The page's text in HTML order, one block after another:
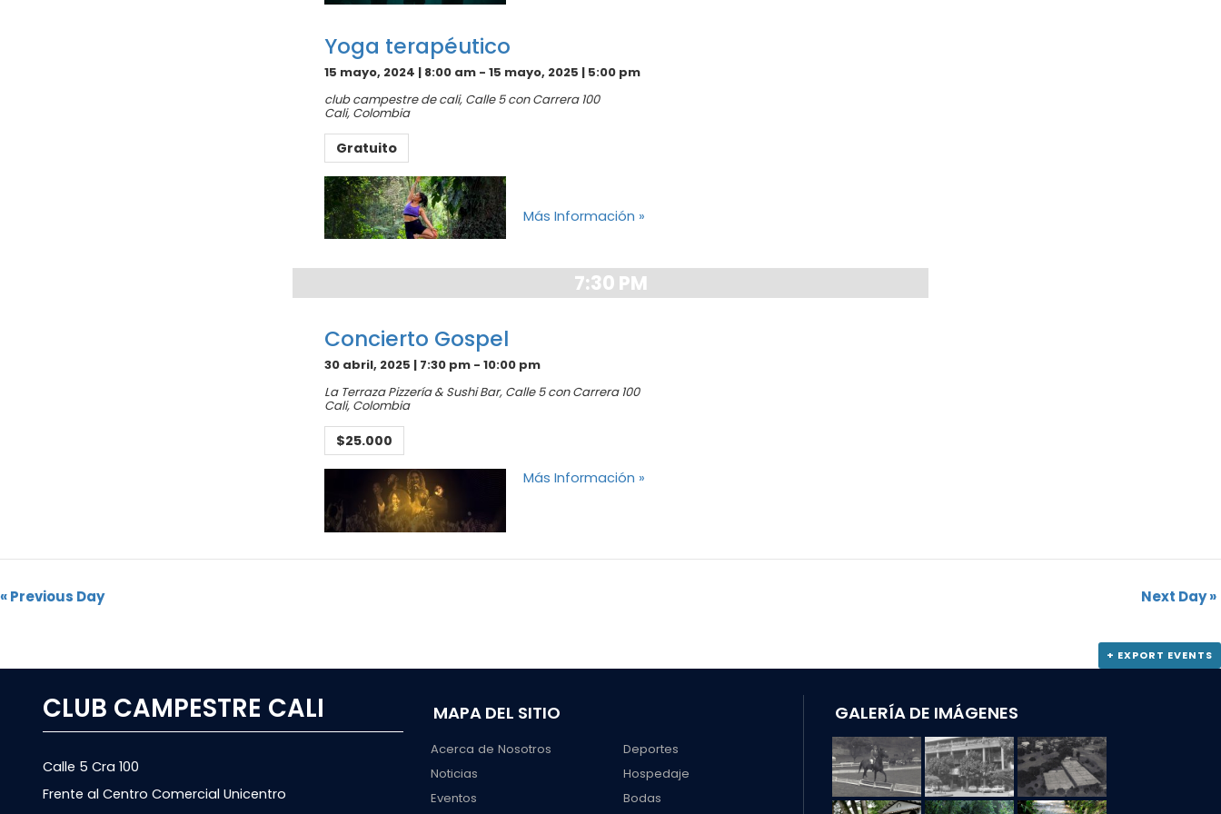
Yoga terapéutico
15 mayo, 2024 | 8:00 am - 15 mayo, 2025 | 5:00 pm
club campestre de cali, Calle 5 con Carrera 100
Cali, Colombia
Gratuito
Más Información »
7:30 PM
Concierto Gospel
30 abril, 2025 | 7:30 pm - 10:00 pm
La Terraza Pizzería & Sushi Bar, Calle 5 con Carrera 100
Cali, Colombia
$25.000
Más Información »
Día
«Previous Day Next Day»
+ EXPORT EVENTS
CLUB CAMPESTRE CALI
Calle 5 Cra 100
Frente al Centro Comercial Unicentro
MAPA DEL SITIO
Acerca de Nosotros
Deportes
Noticias
Hospedaje
Eventos
Bodas
GALERÍA DE IMÁGENES